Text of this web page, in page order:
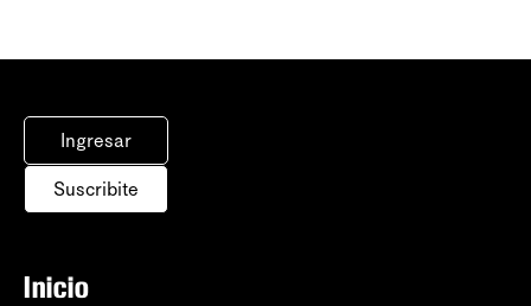
Ingresar
Suscribite
Inicio